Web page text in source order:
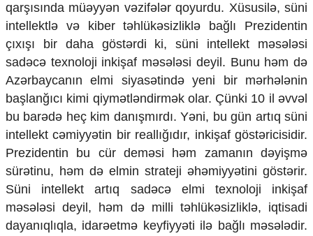
Crossmedia.az - 1 yaş
Siyasət
Məhkəmə və hüquq
Ekologiya
Zəfər - 5
Gənclər və İdman
Media və QHT
Hadisə
Sağlamlıq
Sosium
Mənəvi dəyərlər
Texnologiya
Mətbuat-150
Əlaqə
qarşısında müəyyən vəzifələr qoyurdu. Xüsusilə, süni
intellektlə və kiber təhlükəsizliklə bağlı Prezidentin
çıxışı bir daha göstərdi ki, süni intellekt məsələsi
sadəcə texnoloji inkişaf məsələsi deyil. Bunu həm də
Azərbaycanın elmi siyasətində yeni bir mərhələnin
başlanğıcı kimi qiymətləndirmək olar. Çünki 10 il əvvəl
bu barədə heç kim danışmırdı. Yəni, bu gün artıq süni
intellekt cəmiyyətin bir reallığıdır, inkişaf göstəricisidir.
Prezidentin bu cür deməsi həm zamanın dəyişmə
sürətinu, həm də elmin strateji əhəmiyyətini göstərir.
Süni intellekt artıq sadəcə elmi texnoloji inkişaf
məsələsi deyil, həm də milli təhlükəsizliklə, iqtisadi
dayanıqlıqla, idarəetmə keyfiyyəti ilə bağlı məsələdir.